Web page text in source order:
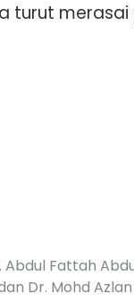
turut
Abdul Fattah
Dr. Mohd